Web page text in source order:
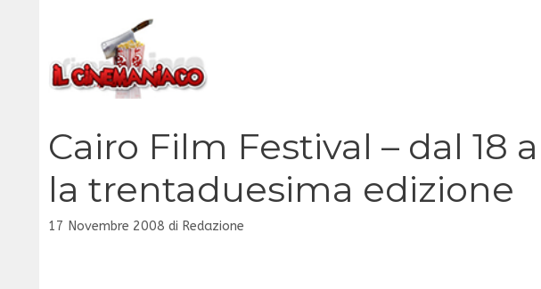
contenuto
Cairo Film Festival – dal 18
la trentaduesima edizione
17 Novembre 2008 di Redazione